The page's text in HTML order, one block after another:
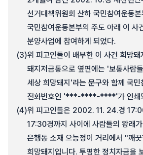
선거대책위원회 산하 국민참여운동
국민참여운동본부의 주도 아래 이 사
분양사업에 참여하게 되었다.
(3)위 피고인들이 배부한 이 사건 희망
돼지저금통으로 옆면에는 '보통사람
세상 희망돼지'라는 문구와 함께 국민
전화번호인 '***-****-****'가 인쇄
(4)위 피고인들은 2002. 11. 24.경
17:30경까지 사이에 사람들의 왕래
은행동 소재 으능정이 거리에서 "깨
희망돼지입니다. 투명한 정치자금을